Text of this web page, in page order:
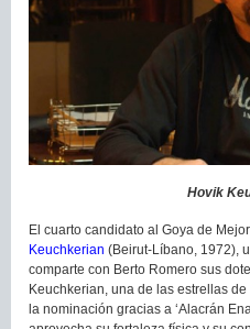
Hovik
El cuarto candidato al Goya de
Keuchkerian (Beirut-Líbano, 1972),
comparte con Berto Romero sus
Keuchkerian, una de las estrellas
la nominación gracias a ‘Alacrán